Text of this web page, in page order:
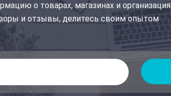
о товарах, магазинах и
и отзывы, делитесь своим опытом